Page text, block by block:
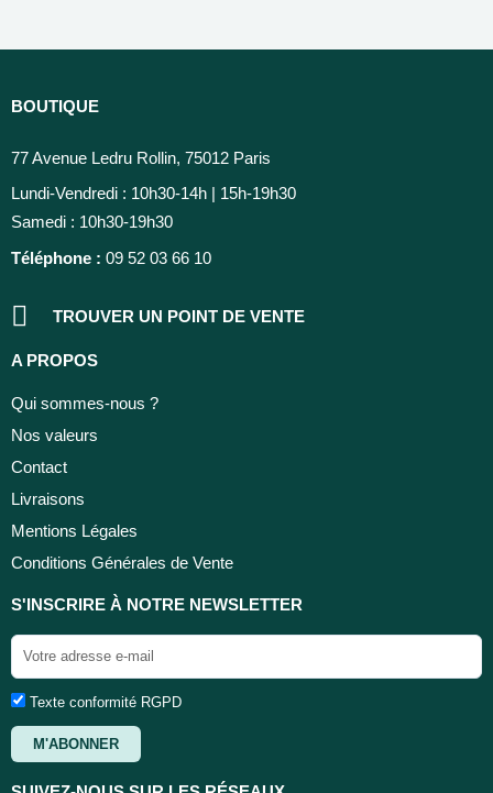
BOUTIQUE
77 Avenue Ledru Rollin, 75012 Paris
Lundi-Vendredi : 10h30-14h | 15h-19h30
Samedi : 10h30-19h30
Téléphone : 09 52 03 66 10
TROUVER UN POINT DE VENTE
A PROPOS
Qui sommes-nous ?
Nos valeurs
Contact
Livraisons
Mentions Légales
Conditions Générales de Vente
S'INSCRIRE À NOTRE NEWSLETTER
Texte conformité RGPD
M'ABONNER